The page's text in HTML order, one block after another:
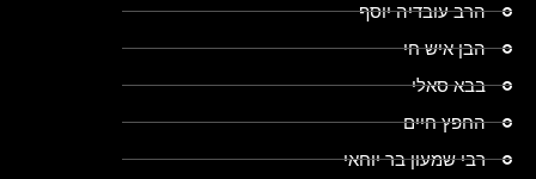
הרב עובדיה יוסף
הבן איש חי
בבא סאלי
החפץ חיים
רבי שמעון בר יוחאי